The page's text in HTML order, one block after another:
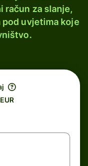
račun za slanje,
uvjetima koje